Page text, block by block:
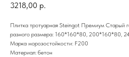
3218,00 р.
Плитка тротуарная Steingot Премиум Старый
разного размера: 160*160*80, 200*160*80,
Марка морозостойкости: F200
Материал: бетон